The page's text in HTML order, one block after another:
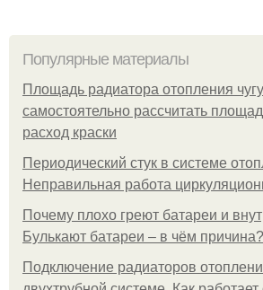
Популярные материалы
Площадь радиатора отопления
самостоятельно рассчитать
расход краски
Периодический стук в системе
Неправильная работа
Почему плохо греют батареи и
Булькают батареи – в чём причина?
Подключение радиаторов